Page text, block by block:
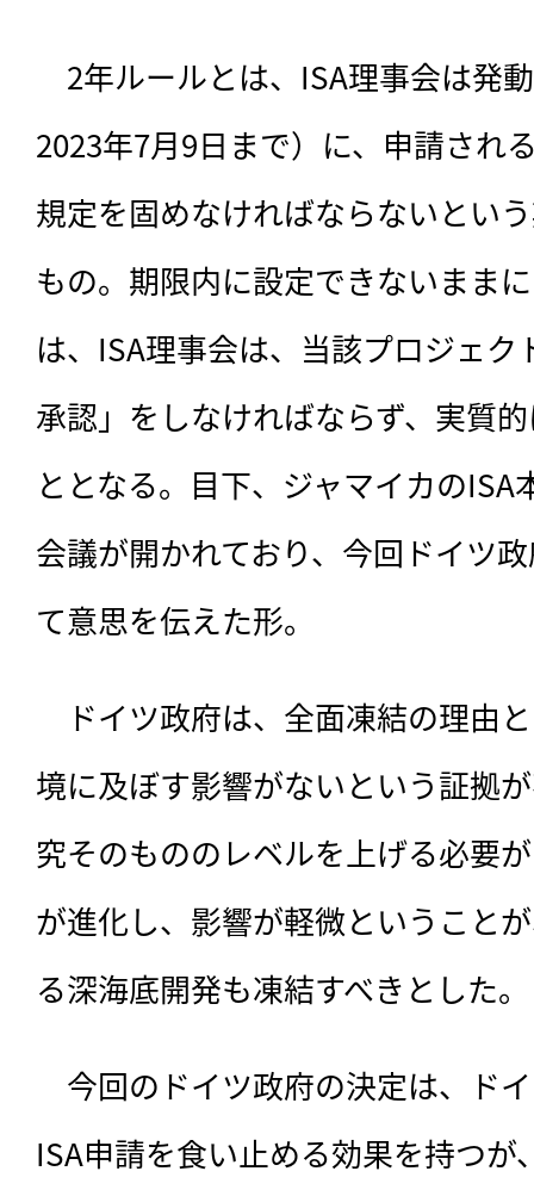
2年ルールとは、ISA理事会は発
2023年7月9日まで）に、申請され
規定を固めなければならないとい
もの。期限内に設定できないまま
は、ISA理事会は、当該プロジェ
承認」をしなければならず、実質
ととなる。目下、ジャマイカの
会議が開かれており、今回ドイツ
て意思を伝えた形。
ドイツ政府は、全面凍結の理由
境に及ぼす影響がないという証拠
究そのもののレベルを上げる必要
が進化し、影響が軽微ということ
る深海底開発も凍結すべきとした。
今回のドイツ政府の決定は、ド
ISA申請を食い止める効果を持つ